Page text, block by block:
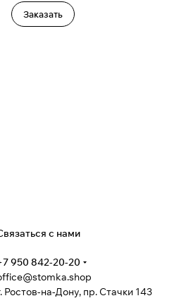
Заказать
с нами
950 842-20-20
Ростов-на-Дону, пр. Стачки 143